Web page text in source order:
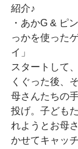
紹介♪
・あかG & ピ
っかを使った
イ」
スタートして
くぐった後、
母さんたちの
投げ。子ども
れようとお母
かせてキャッ